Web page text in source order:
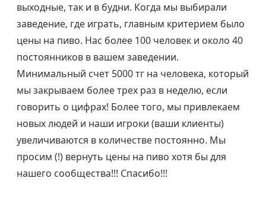
выходные, так и в будни. Когда мы выбирали
заведение, где играть, главным критерием было
цены на пиво. Нас более 100 человек и около 40
постоянников в вашем заведении.
Минимальный счет 5000 тг на человека, который
мы закрываем более трех раз в неделю, если
говорить о цифрах! Более того, мы привлекаем
новых людей и наши игроки (ваши клиенты)
увеличиваются в количестве постоянно. Мы
просим (!) вернуть цены на пиво хотя бы для
нашего сообщества!!! Спасибо!!!